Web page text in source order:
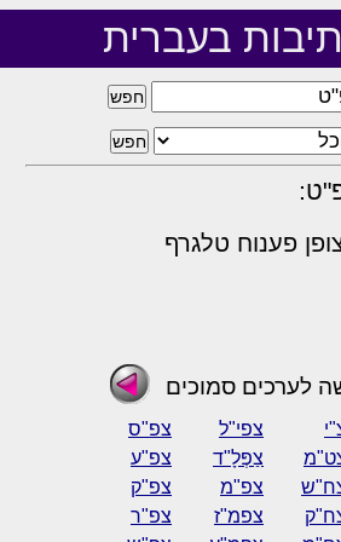
בעברית
פענוח טלגרף
לערכים סמוכים
צפי"ל
צפ"ס
צַפְּלָ"ד
צפ"ע
צפ"מ
צפ"ק
צפמ"ז
צפ"ר